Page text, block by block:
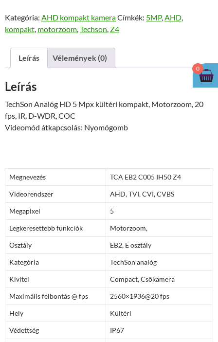
Kategória: AHD kompakt kameraCímkék: 5MP,AHD,
kompakt, motorzoom,Techson, Z4
Leírás Vélemények (0)
Leírás
TechSon Analóg HD 5 Mpx kültéri kompakt, Motorzoom, 20
fps, IR, D-WDR, COC
Videomód átkapcsolás: Nyomógomb
Megnevezés TCA EB2 C005 IH50 Z4
Videorendszer AHD, TVI, CVI, CVBS
Megapixel 5
Legkeresettebb funkciók Motorzoom,
Osztály EB2, E osztály
Kategória TechSon analóg
Kivitel Compact, Csőkamera
Maximális felbontás @ fps 2560×1936@20 fps
Hely Kültéri
Védettség IP67
0